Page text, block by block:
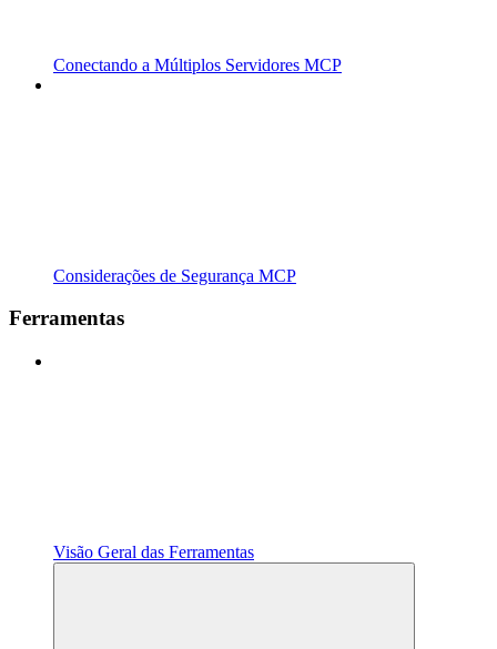
Conectando a Múltiplos Servidores MCP
Considerações de Segurança MCP
Ferramentas
Visão Geral das Ferramentas